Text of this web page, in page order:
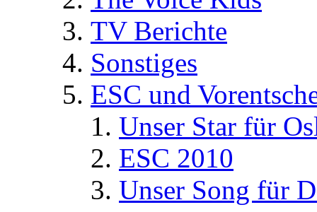
TV Berichte
Sonstiges
ESC und
Unser Star für
ESC 2010
Unser Song für